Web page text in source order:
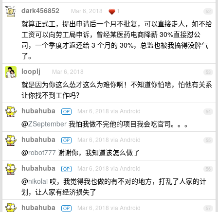
52
dark456852 Mar 6, 2018 1
就算正式工，提出申请后一个月不批复，可以直接走人，如不给
工资可以向劳工局申诉，曾经某医药电商降薪 30%直接怼公
司，一个季度才返还给 3 个月的 30%，总监也被我搞得没脾气
了。
53
looplj Mar 6, 2018
就是因为你这么怂才这么为难你啊！不知道你怕啥，怕他有关系
让你找不到工作吗？
54
hubahuba OP Mar 6, 2018 via Android
@ZSeptember 我怕我做不完他的项目我会吃官司。。。
55
hubahuba OP Mar 6, 2018 via Android
@robot777 谢谢你，我知道该怎么做了
56
hubahuba OP Mar 6, 2018 via Android
@nikolai 哎，我觉得我也做的有不对的地方，打乱了人家的计
划，让人家有经济损失了
57
hubahuba OP Mar 6, 2018 via Android